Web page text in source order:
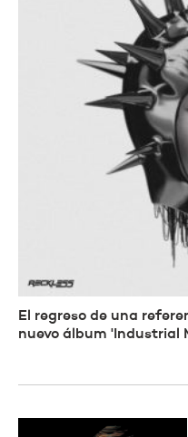
El regreso de una
nuevo álbum 'Industrial